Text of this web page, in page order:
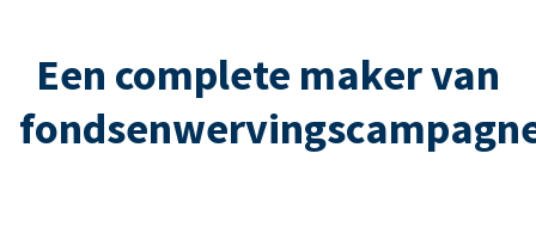
Een complete maker van